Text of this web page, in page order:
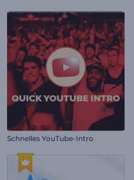
Schnelles YouTube-Intro